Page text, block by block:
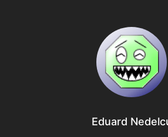
Eduard